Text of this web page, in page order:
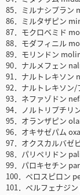
85．ミルナシプラ
86．ミルタザピン
87．モクロベミド
88．モダフィニル
89．モリンドン
90．ナルメフェン
91．ナルトレキソ
92．ナルトレキソ
93．ネファゾドン
94．ノルトリプチ
95．オランザピン
96．オキサゼパム
97．オクスカルバ
98．パリペリドン
99．パロキセチン
100．ペロスピロ
101．ペルフェナジ